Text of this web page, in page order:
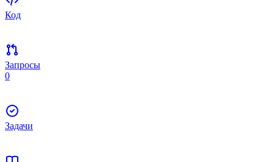
Код
Запросы
0
Задачи